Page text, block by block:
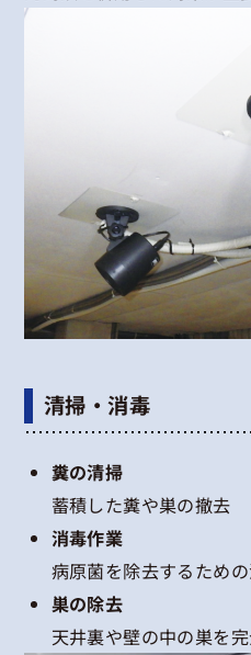
清掃・消毒
糞の清掃
蓄積した糞や巣の撤去
消毒作業
病原菌を除去するため
巣の除去
天井裏や壁の中の巣を